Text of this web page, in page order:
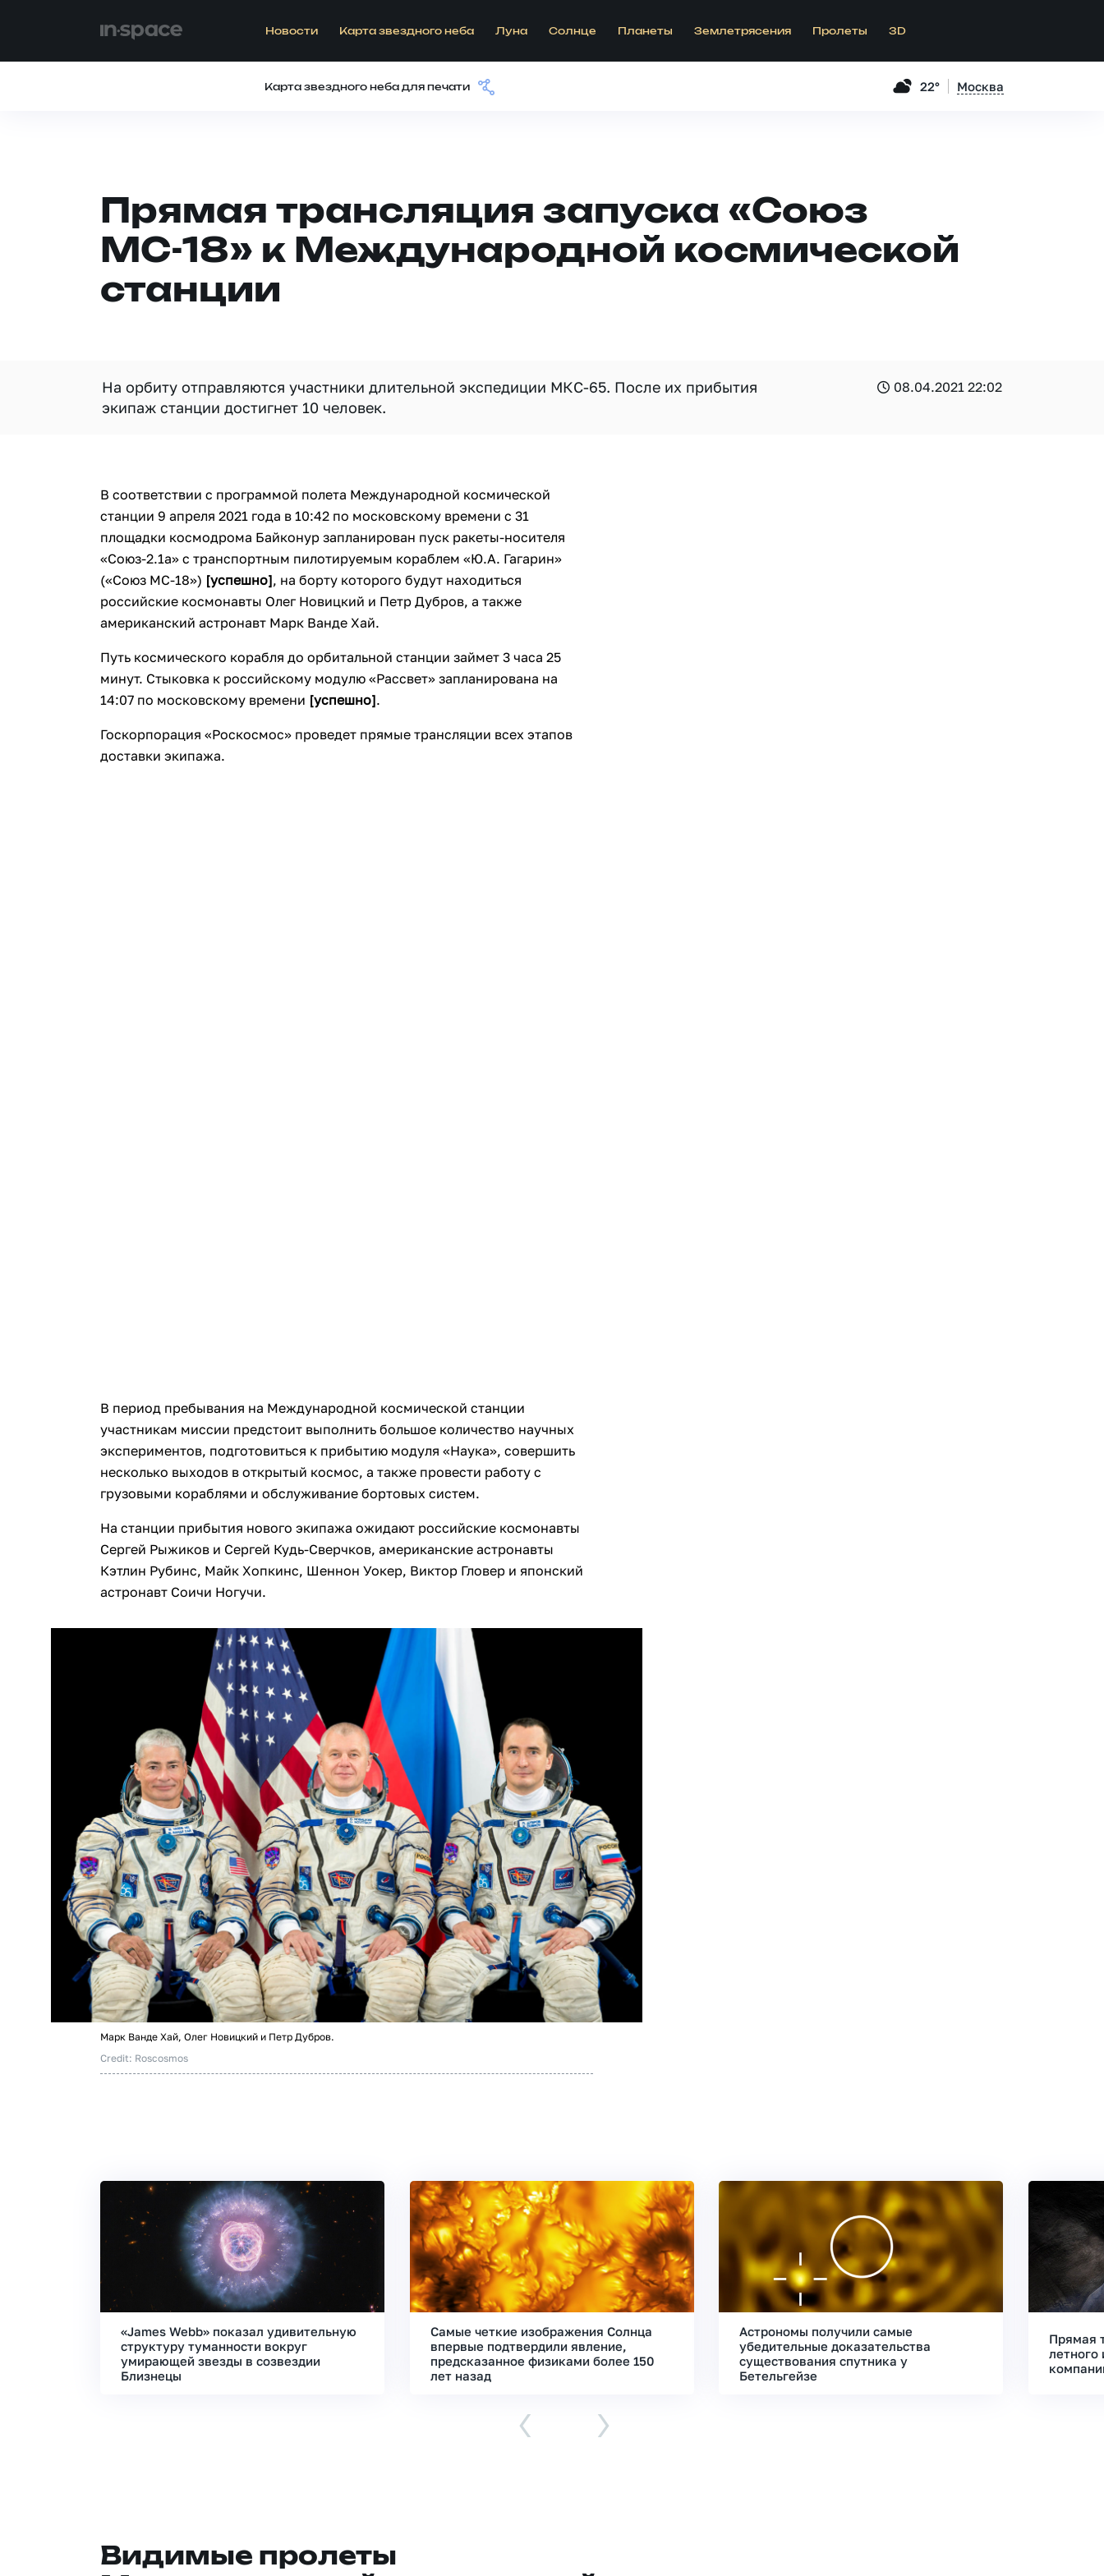
Новости Карта звездного неба Луна Солнце Планеты Землетрясения Пролеты 3D
Карта звездного неба для печати 22° Москва
Прямая трансляция запуска «Союз
МС-18» к Международной космической
станции
На орбиту отправляются участники длительной экспедиции МКС-65. После их прибытия
экипаж станции достигнет 10 человек.
08.04.2021 22:02
В соответствии с программой полета Международной космической
станции 9 апреля 2021 года в 10:42 по московскому времени с 31
площадки космодрома Байконур запланирован пуск ракеты-носителя
«Союз-2.1а» с транспортным пилотируемым кораблем «Ю.А. Гагарин»
(«Союз МС-18») [успешно], на борту которого будут находиться
российские космонавты Олег Новицкий и Петр Дубров, а также
американский астронавт Марк Ванде Хай.
Путь космического корабля до орбитальной станции займет 3 часа 25
минут. Стыковка к российскому модулю «Рассвет» запланирована на
14:07 по московскому времени [успешно].
Госкорпорация «Роскосмос» проведет прямые трансляции всех этапов
доставки экипажа.
В период пребывания на Международной космической станции
участникам миссии предстоит выполнить большое количество научных
экспериментов, подготовиться к прибытию модуля «Наука», совершить
несколько выходов в открытый космос, а также провести работу с
грузовыми кораблями и обслуживание бортовых систем.
На станции прибытия нового экипажа ожидают российские космонавты
Сергей Рыжиков и Сергей Кудь-Сверчков, американские астронавты
Кэтлин Рубинс, Майк Хопкинс, Шеннон Уокер, Виктор Гловер и японский
астронавт Соичи Ногучи.
Марк Ванде Хай, Олег Новицкий и Петр Дубров.
Credit: Roscosmos
«James Webb» показал удивительную
структуру туманности вокруг
умирающей звезды в созвездии
Близнецы
Самые четкие изображения Солнца
впервые подтвердили явление,
предсказанное физиками более 150
лет назад
Астрономы получили самые
убедительные доказательства
существования спутника у
Бетельгейзе
Прямая
летного
‹ ›
Видимые пролеты